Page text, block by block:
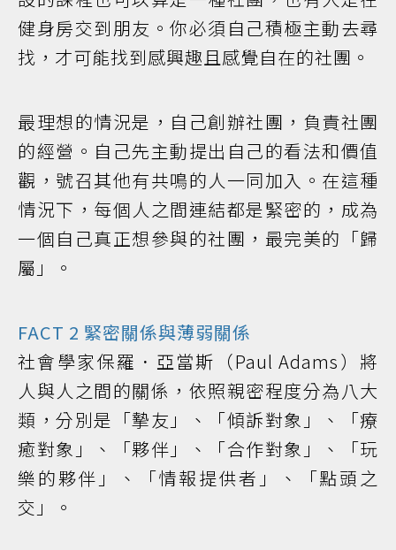
健身房交到朋友。你必須自己積極主動去尋
找，才可能找到感興趣且感覺自在的社團。
最理想的情況是，自己創辦社團，負責社團
的經營。自己先主動提出自己的看法和價值
觀，號召其他有共鳴的人一同加入。在這種
情況下，每個人之間連結都是緊密的，成為
一個自己真正想參與的社團，最完美的「歸
屬」。
FACT 2 緊密關係與薄弱關係
社會學家保羅．亞當斯（Paul Adams）將
人與人之間的關係，依照親密程度分為八大
類，分別是「摯友」、「傾訴對象」、「療
癒對象」、「夥伴」、「合作對象」、「玩
樂的夥伴」、「情報提供者」、「點頭之
交」。